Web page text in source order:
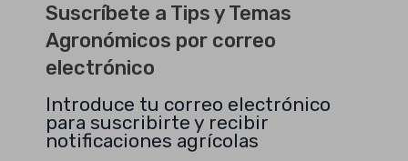
Suscríbete a Tips y Temas
Agronómicos por correo
electrónico
Introduce tu correo electrónico
para suscribirte y recibir
notificaciones agrícolas